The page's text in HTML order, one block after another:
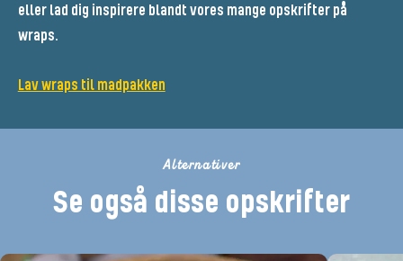
eller lad dig inspirere blandt vores mange opskrifter på
wraps.
Lav wraps til madpakken
Alternativer
Se også disse opskrifter